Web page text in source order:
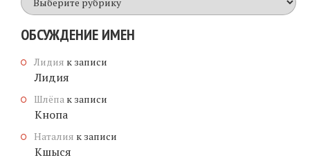
имена
ОБСУЖДЕНИЕ ИМЕН
Лидия к записи
Лидия
Шлёпа к записи
Кнопа
Наталия к записи
Кшыся